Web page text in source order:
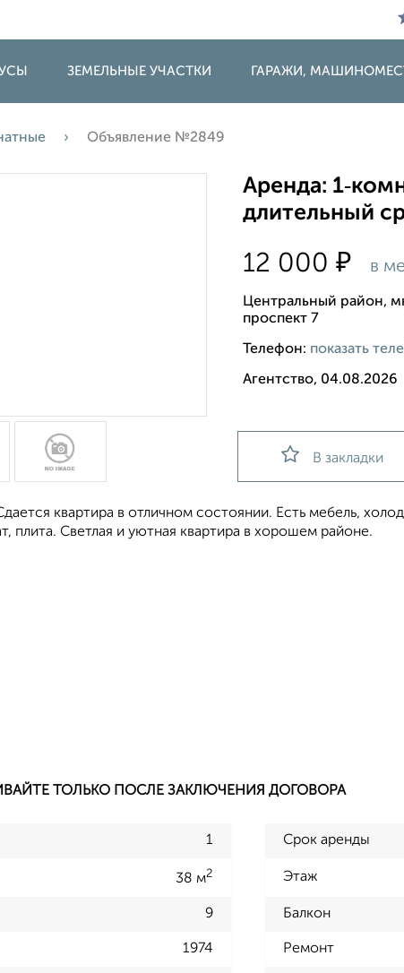
ЗЕМЕЛЬНЫЕ УЧАСТКИ ГАРАЖИ,
Объявление №2849
Аренда:
длительный
12 000₽ в
Центральный район,
проспект 7
Телефон: показать
Агентство, 04.08.2026
В закладки
квартира в отличном состоянии. Есть мебель,
плита. Светлая и уютная квартира в хорошем районе.
ТОЛЬКО ПОСЛЕ ЗАКЛЮЧЕНИЯ ДОГОВОРА
1 Срок аренды
38 м2 Этаж
9 Балкон
1974 Ремонт